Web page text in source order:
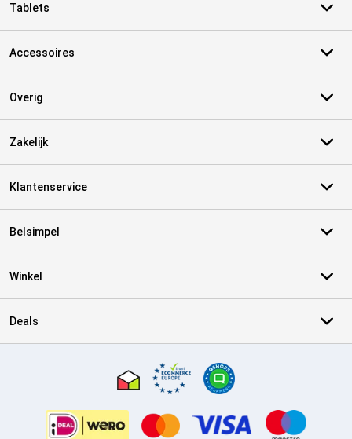
Tablets
Accessoires
Overig
Zakelijk
Klantenservice
Belsimpel
Winkel
Deals